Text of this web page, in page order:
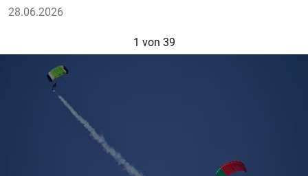
28.06.2026
1 von 39